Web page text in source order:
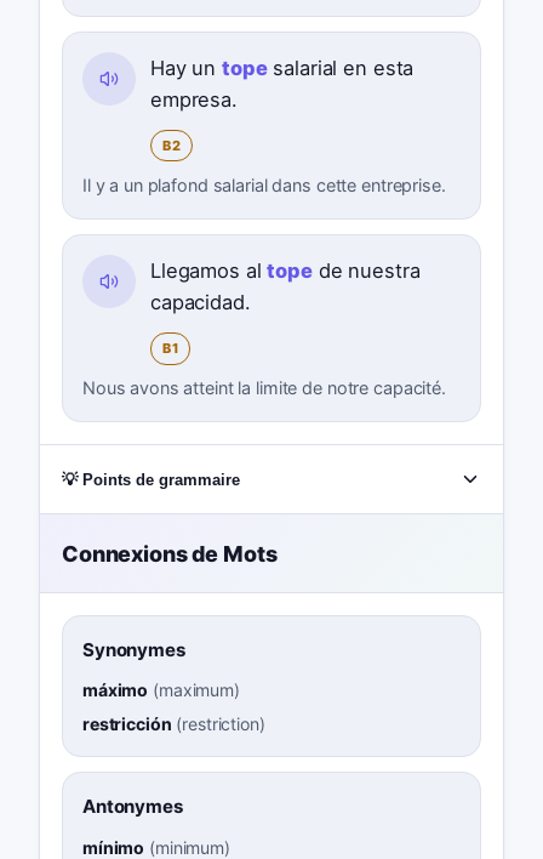
Hay untopesalarial en esta
empresa.
B2
Il y a un plafond salarial dans cette entreprise.
Llegamos altopede nuestra
capacidad.
B1
Nous avons atteint la limite de notre capacité.
💡 Points de grammaire
Connexions de Mots
Synonymes
máximo (maximum)
restricción (restriction)
Antonymes
mínimo (minimum)